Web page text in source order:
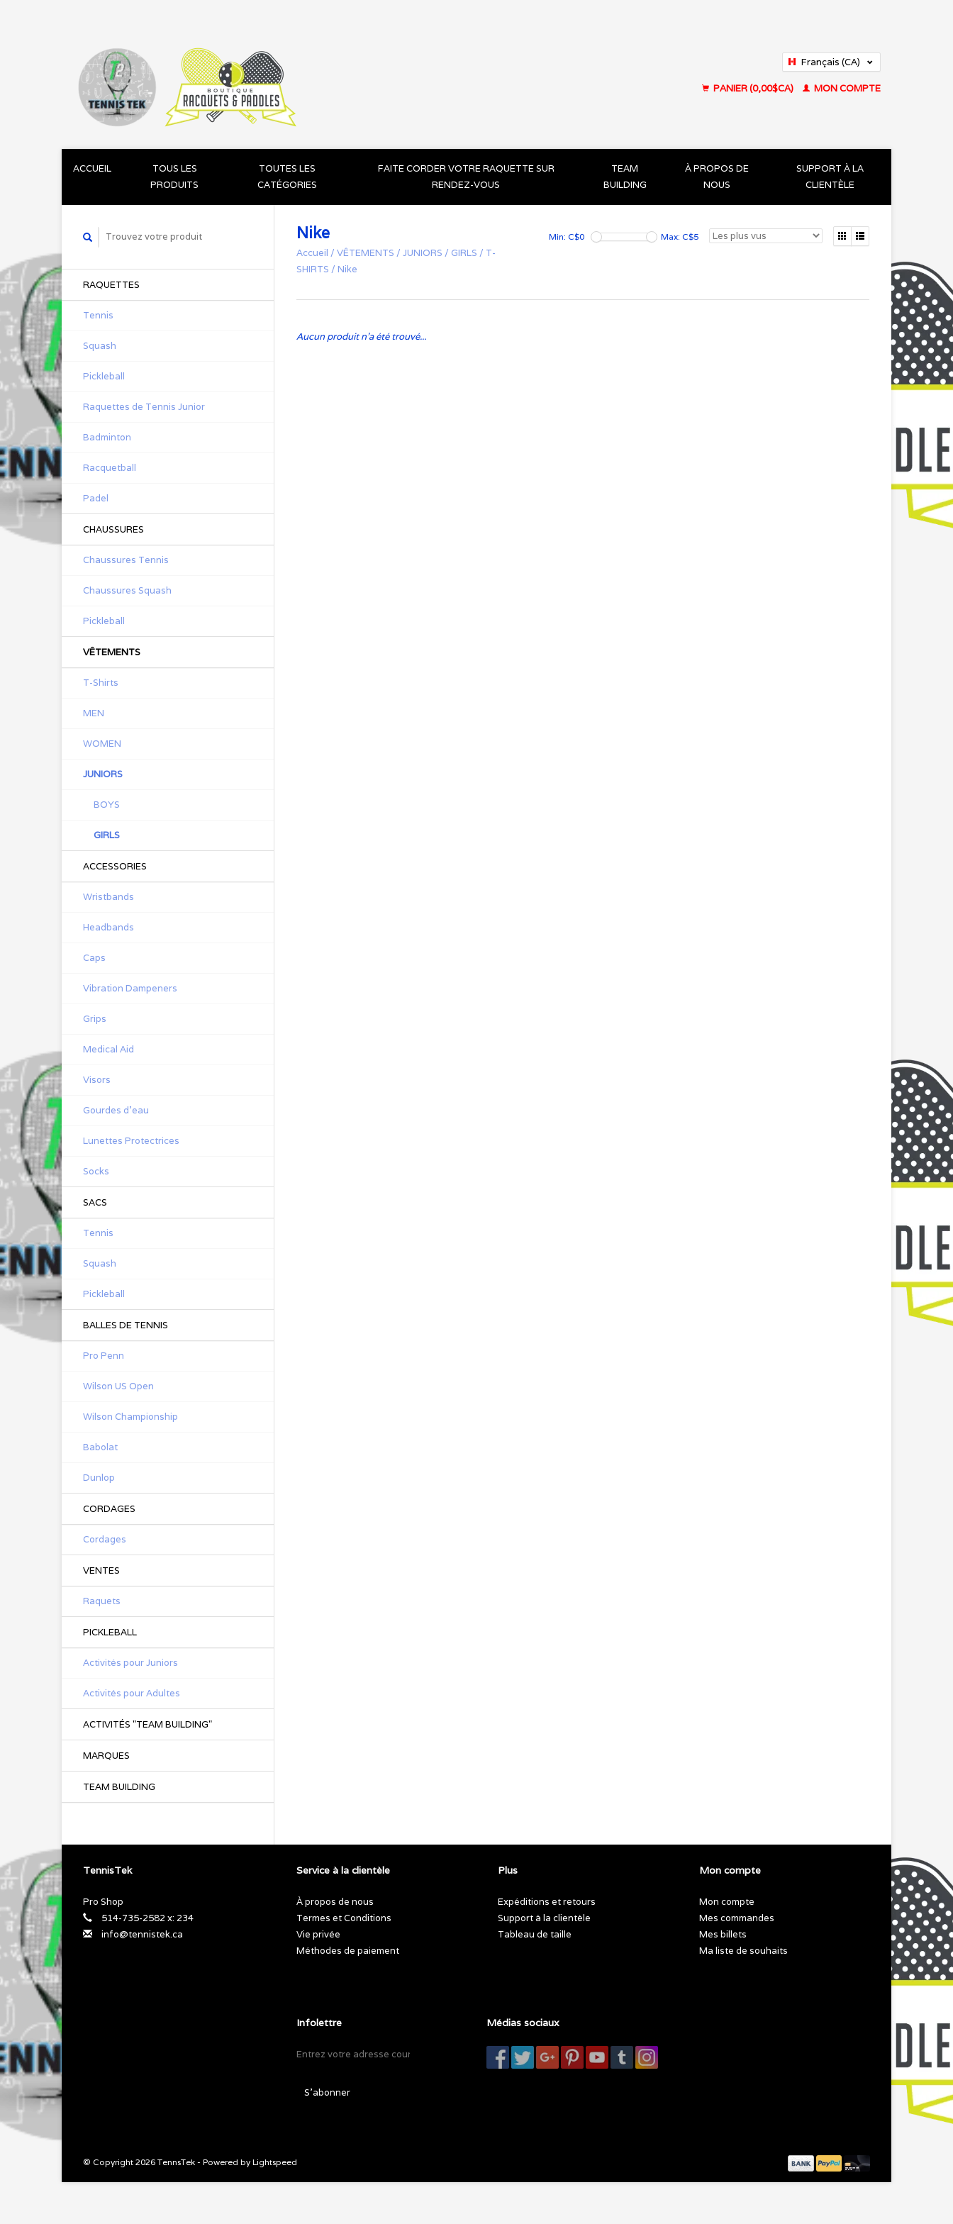
Français (CA)
PANIER (0,00$CA)
MON COMPTE
ACCUEIL
TOUS LES
PRODUITS
TOUTES LES
CATÉGORIES
FAITE CORDER VOTRE RAQUETTE SUR
RENDEZ-VOUS
TEAM
BUILDING
À PROPOS DE
NOUS
SUPPORT À LA
CLIENTÈLE
RAQUETTES
Tennis
Squash
Pickleball
Raquettes de Tennis Junior
Badminton
Racquetball
Padel
CHAUSSURES
Chaussures Tennis
Chaussures Squash
Pickleball
VÊTEMENTS
T-Shirts
MEN
WOMEN
JUNIORS
BOYS
GIRLS
ACCESSORIES
Wristbands
Headbands
Caps
Vibration Dampeners
Grips
Medical Aid
Visors
Gourdes d'eau
Lunettes Protectrices
Socks
SACS
Tennis
Squash
Pickleball
BALLES DE TENNIS
Pro Penn
Wilson US Open
Wilson Championship
Babolat
Dunlop
CORDAGES
Cordages
VENTES
Raquets
PICKLEBALL
Activités pour Juniors
Activités pour Adultes
ACTIVITÉS "TEAM BUILDING"
MARQUES
TEAM BUILDING
Nike
Accueil / VÊTEMENTS / JUNIORS / GIRLS / T-
SHIRTS / Nike
Min: C$0 Max: C$5
Aucun produit n'a été trouvé...
TennisTek
Pro Shop
514-735-2582 x: 234
info@tennistek.ca
Service à la clientèle
À propos de nous
Termes et Conditions
Vie privée
Méthodes de paiement
Plus
Expéditions et retours
Support à la clientèle
Tableau de taille
Mon compte
Mon compte
Mes commandes
Mes billets
Ma liste de souhaits
Infolettre
S'abonner
Médias sociaux
© Copyright 2026 TennsTek - Powered by Lightspeed